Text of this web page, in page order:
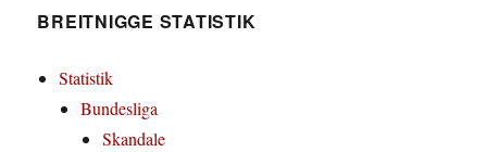
BREITNIGGE STATISTIK
Statistik
Bundesliga
Skandale